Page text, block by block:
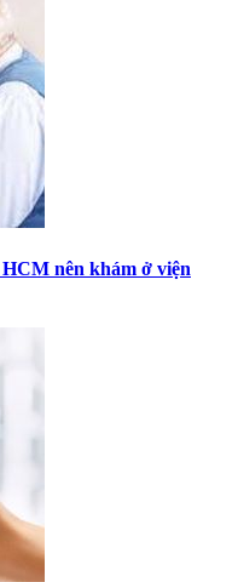
nên khám ở viện